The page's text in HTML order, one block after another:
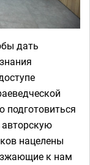
дать
подготовиться
авторскую
нацелены
к нам